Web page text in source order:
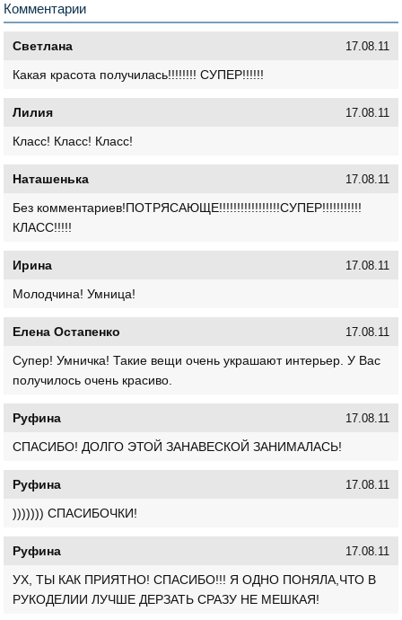
Комментарии
Светлана 17.08.11
Какая красота получилась!!!!!!!! СУПЕР!!!!!!
Лилия 17.08.11
Класс! Класс! Класс!
Наташенька 17.08.11
Без комментариев!ПОТРЯСАЮЩЕ!!!!!!!!!!!!!!!!!СУПЕР!!!!!!!!!!!
КЛАСС!!!!!
Ирина 17.08.11
Молодчина! Умница!
Елена Остапенко 17.08.11
Супер! Умничка! Такие вещи очень украшают интерьер. У Вас
получилось очень красиво.
Руфина 17.08.11
СПАСИБО! ДОЛГО ЭТОЙ ЗАНАВЕСКОЙ ЗАНИМАЛАСЬ!
Руфина 17.08.11
))))))) СПАСИБОЧКИ!
Руфина 17.08.11
УХ, ТЫ КАК ПРИЯТНО! СПАСИБО!!! Я ОДНО ПОНЯЛА,ЧТО В
РУКОДЕЛИИ ЛУЧШЕ ДЕРЗАТЬ СРАЗУ НЕ МЕШКАЯ!